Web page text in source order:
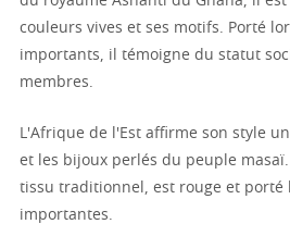
couleurs vives et ses motifs. Porté
importants, il témoigne du statut
membres.
L'Afrique de l'Est affirme son style
et les bijoux perlés du peuple
tissu traditionnel, est rouge et porté
importantes.